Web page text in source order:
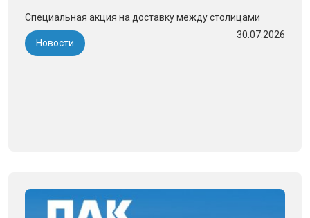
Специальная акция на доставку между столицами
Новости
30.07.2026